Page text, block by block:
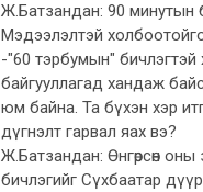
Ж.Батзандан: 90 минутын
Мэдээлэлтэй
-"60 тэрбумын" бичлэгтэй
байгууллагад хандаж
юм байна. Та бүхэн хэр
дүгнэлт гарвал яах вэ?
Ж.Батзандан: Өнгөрсөн
бичлэгийг Сүхбаатар